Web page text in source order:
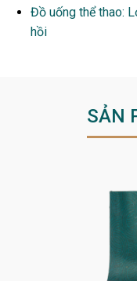
Đồ uống thể thao:
hồi
SẢN